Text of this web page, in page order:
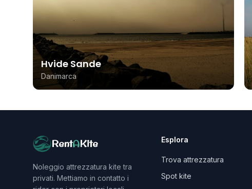
Hvide Sande
Danimarca
RentAKite
Noleggio attrezzatura kite tra
privati. Mettiamo in contatto i
Esplora
Trova attrezzatura
Spot kite